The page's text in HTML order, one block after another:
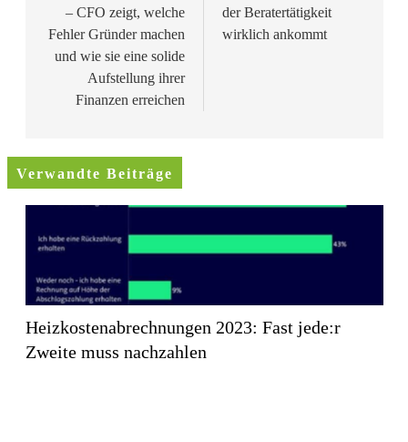
– CFO zeigt, welche
Fehler Gründer machen
und wie sie eine solide
Aufstellung ihrer
Finanzen erreichen
der Beratertätigkeit
wirklich ankommt
Verwandte Beiträge
Heizkostenabrechnungen 2023: Fast jede:r
Zweite muss nachzahlen